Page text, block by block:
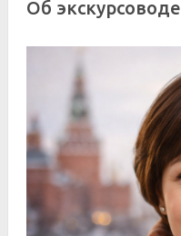
Об экскурсоводе